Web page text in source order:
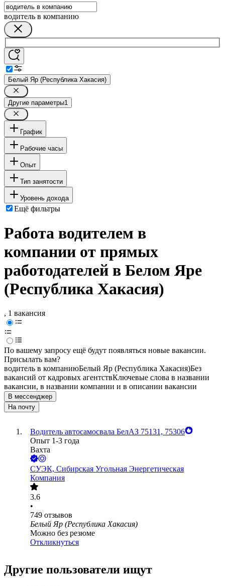
водитель в компанию
Белый Яр (Республика Хакасия)
Другие параметры1
График
Рабочие часы
Опыт
Тип занятости
Уровень дохода
Ещё фильтры
Работа водителем в
компании от прямых
работодателей в Белом Яре
(Республика Хакасия)
, 1 вакансия
По вашему запросу ещё будут появляться новые вакансии.
Присылать вам?
водитель в компаниюБелый Яр (Республика Хакасия)Без
вакансий от кадровых агентствКлючевые слова в названии
вакансии, в названии компании и в описании вакансии
В мессенджер
На почту
Водитель автосамосвала БелАЗ 75131, 75306
Опыт 1-3 года
Вахта
СУЭК, Сибирская Угольная Энергетическая
Компания
3.6
•
749 отзывов
Белый Яр (Республика Хакасия)
Можно без резюме
Откликнуться
Другие пользователи ищут